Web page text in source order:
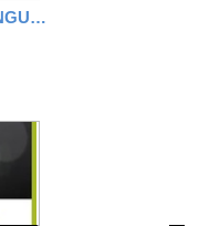
AMACHADO TAREAS LENGUA 3º